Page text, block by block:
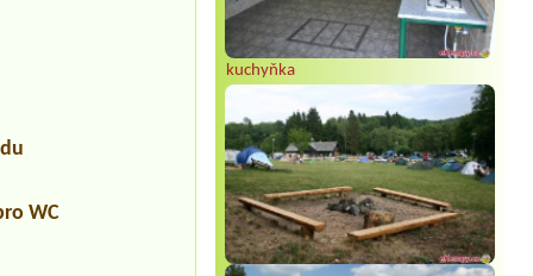
kuchyňka
WC